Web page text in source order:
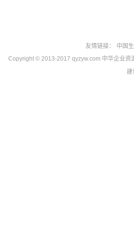
友情链接：
中国
Copyright © 2013-2017 qyzyw.com 中华企业资